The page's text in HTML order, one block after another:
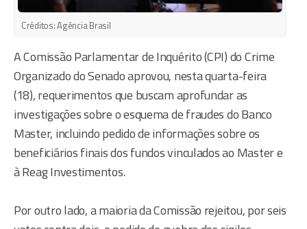
Créditos:Agência Brasil
A Comissão Parlamentar de Inquérito (CPI) do Crime
Organizado do Senado aprovou, nesta quarta-feira
(18), requerimentos que buscam aprofundar as
investigações sobre o esquema de fraudes do Banco
Master, incluindo pedido de informações sobre os
beneficiários finais dos fundos vinculados ao Master e
à Reag Investimentos.
Por outro lado, a maioria da Comissão rejeitou, por seis